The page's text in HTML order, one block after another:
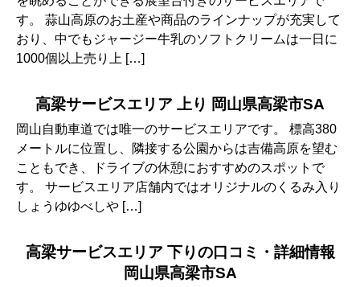
す。 蒜山高原のお土産や商品のラインナップが充実して
おり、中でもジャージー牛乳のソフトクリームは一日に
1000個以上売り上 […]
高梁サービスエリア 上り 岡山県高梁市SA
岡山自動車道では唯一のサービスエリアです。 標高380
メートルに位置し、隣接する公園からは吉備高原を望む
こともでき、ドライブの休憩におすすめのスポットで
す。 サービスエリア店舗内ではオリジナルのくるみ入り
しょうゆゆべしや […]
高梁サービスエリア 下りの口コミ・詳細情報
岡山県高梁市SA